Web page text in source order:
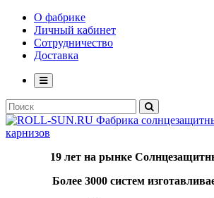
О фабрике
Личный кабинет
Сотрудничество
Доставка
19 летна рынке
Более 3000 систем